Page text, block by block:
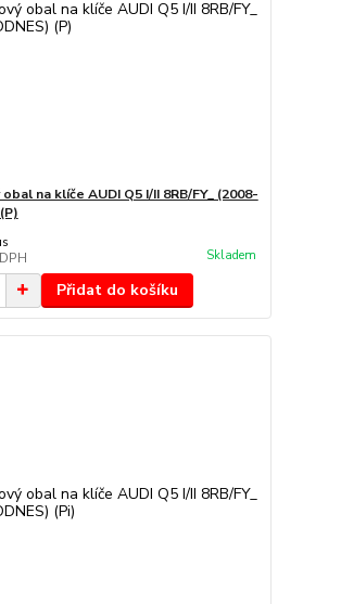
na klíče AUDI Q5 I/II 8RB/FY_ (2008-
Skladem
Přidat do košíku